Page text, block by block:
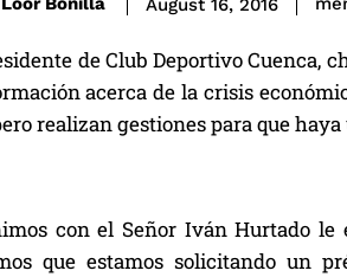
August 16, 2016
de Club Deportivo Cuenca,
acerca de la crisis
realizan gestiones para que
con el Señor Iván Hurtado
que estamos solicitando un